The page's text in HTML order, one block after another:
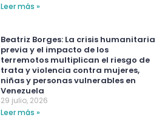
Leer más »
Beatriz Borges: La crisis humanitaria
previa y el impacto de los
terremotos multiplican el riesgo de
trata y violencia contra mujeres,
niñas y personas vulnerables en
Venezuela
29 julio, 2026
Leer más »